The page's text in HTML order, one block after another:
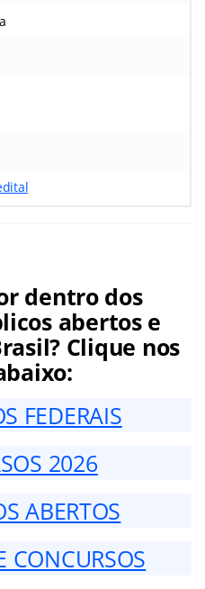
dentro dos
abertos e
Clique nos
FEDERAIS
2026
ABERTOS
CONCURSOS